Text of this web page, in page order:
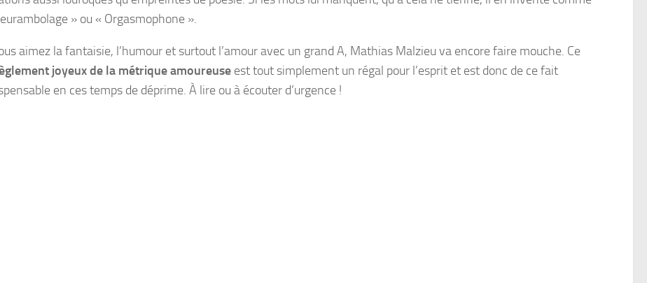
» ou « Orgasmophone ».
aimez la fantaisie, l’humour et surtout l’amour avec un grand A, Mathias Malzieu va encore faire mouche. Ce
joyeux de la métrique amoureuse est tout simplement un régal pour l’esprit et est donc de ce fait
en ces temps de déprime. À lire ou à écouter d’urgence !